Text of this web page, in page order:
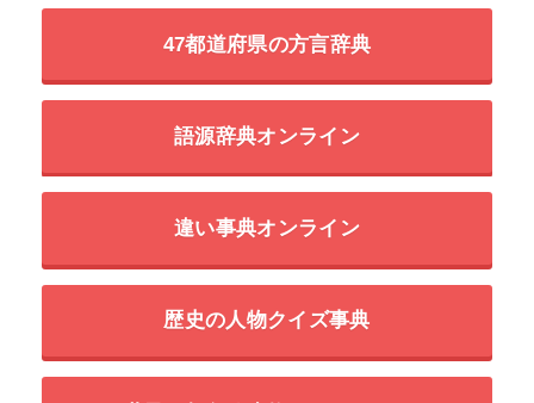
47都道府県の方言辞典
語源辞典オンライン
違い事典オンライン
歴史の人物クイズ事典